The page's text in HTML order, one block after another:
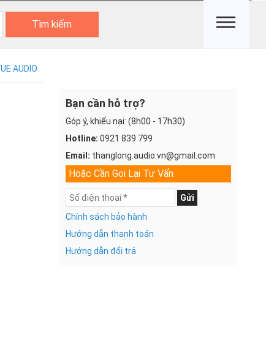
Tìm kiếm
AUDIO
Bạn cần hỗ trợ?
Góp ý, khiếu nại: (8h00 - 17h30)
Hotline: 0921 839 799
Email: thanglong.audio.vn@gmail.com
Hoặc Cần Gọi Lại Tư Vấn
Gửi
Chính sách bảo hành
Hướng dẫn thanh toán
Hướng dẫn đổi trả